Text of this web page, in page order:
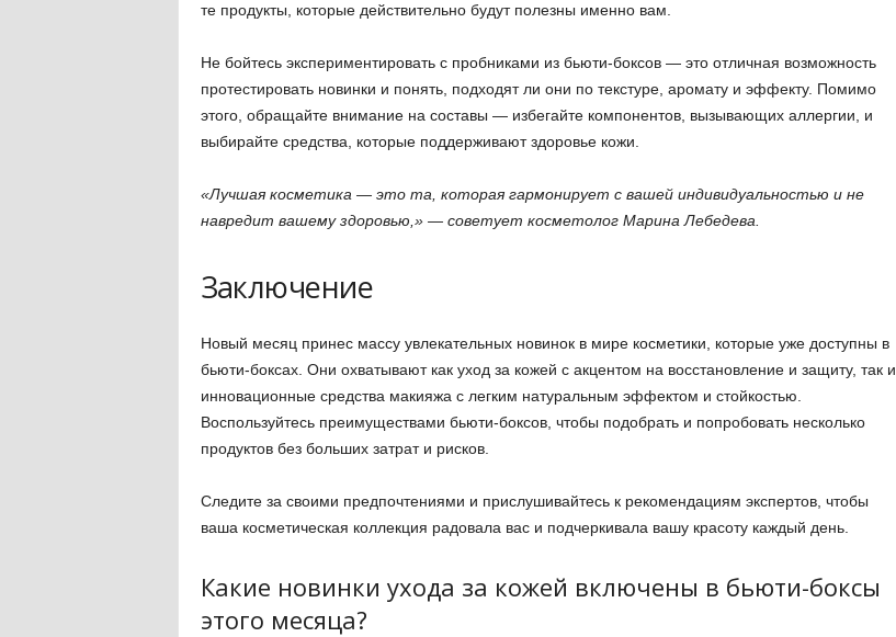
те продукты, которые действительно будут полезны именно вам.
Не бойтесь экспериментировать с пробниками из бьюти-боксов — это отличная возможность
протестировать новинки и понять, подходят ли они по текстуре, аромату и эффекту. Помимо
этого, обращайте внимание на составы — избегайте компонентов, вызывающих аллергии, и
выбирайте средства, которые поддерживают здоровье кожи.
«Лучшая косметика — это та, которая гармонирует с вашей индивидуальностью и не
навредит вашему здоровью,» — советует косметолог Марина Лебедева.
Заключение
Новый месяц принес массу увлекательных новинок в мире косметики, которые уже доступны в
бьюти-боксах. Они охватывают как уход за кожей с акцентом на восстановление и защиту, так и
инновационные средства макияжа с легким натуральным эффектом и стойкостью.
Воспользуйтесь преимуществами бьюти-боксов, чтобы подобрать и попробовать несколько
продуктов без больших затрат и рисков.
Следите за своими предпочтениями и прислушивайтесь к рекомендациям экспертов, чтобы
ваша косметическая коллекция радовала вас и подчеркивала вашу красоту каждый день.
Какие новинки ухода за кожей включены в бьюти-боксы
этого месяца?